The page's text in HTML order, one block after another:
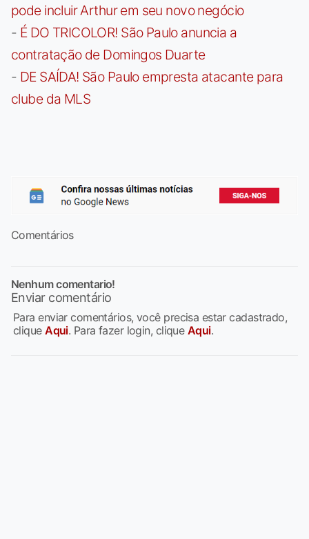
pode incluir Arthur em seu novo negócio
- É DO TRICOLOR! São Paulo anuncia a
contratação de Domingos Duarte
- DE SAÍDA! São Paulo empresta atacante para
clube da MLS
Comentários
Nenhum comentario!
Enviar comentário
Para enviar comentários, você precisa estar cadastrado,
cliqueAqui. Para fazer login, clique Aqui.